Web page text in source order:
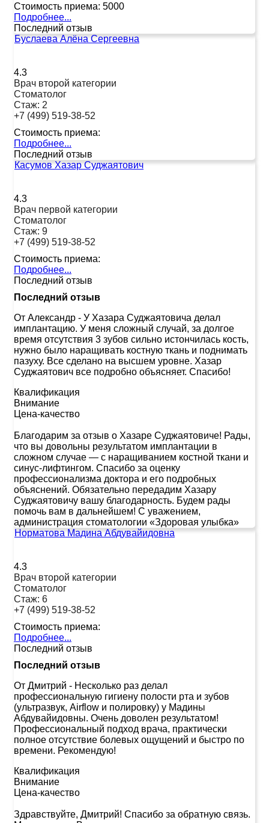
Стоимость приема: 5000
Подробнее...
Последний отзыв
Буслаева Алёна Сергеевна
4.3
Врач второй категории
Стоматолог
Стаж: 2
+7 (499) 519-38-52
Стоимость приема:
Подробнее...
Последний отзыв
Касумов Хазар Суджаятович
4.3
Врач первой категории
Стоматолог
Стаж: 9
+7 (499) 519-38-52
Стоимость приема:
Подробнее...
Последний отзыв
Последний отзыв
От Александр - У Хазара Суджаятовича делал
имплантацию. У меня сложный случай, за долгое
время отсутствия 3 зубов сильно истончилась кость,
нужно было наращивать костную ткань и поднимать
пазуху. Все сделано на высшем уровне. Хазар
Суджаятович все подробно объясняет. Спасибо!
Квалификация
Внимание
Цена-качество
Благодарим за отзыв о Хазаре Суджаятовиче! Рады,
что вы довольны результатом имплантации в
сложном случае — с наращиванием костной ткани и
синус‑лифтингом. Спасибо за оценку
профессионализма доктора и его подробных
объяснений. Обязательно передадим Хазару
Суджаятовичу вашу благодарность. Будем рады
помочь вам в дальнейшем! С уважением,
администрация стоматологии «Здоровая улыбка»
Норматова Мадина Абдувайидовна
4.3
Врач второй категории
Стоматолог
Стаж: 6
+7 (499) 519-38-52
Стоимость приема:
Подробнее...
Последний отзыв
Последний отзыв
От Дмитрий - Несколько раз делал
профессиональную гигиену полости рта и зубов
(ультразвук, Airflow и полировку) у Мадины
Абдувайидовны. Очень доволен результатом!
Профессиональный подход врача, практически
полное отсутствие болевых ощущений и быстро по
времени. Рекомендую!
Квалификация
Внимание
Цена-качество
Здравствуйте, Дмитрий! Спасибо за обратную связь.